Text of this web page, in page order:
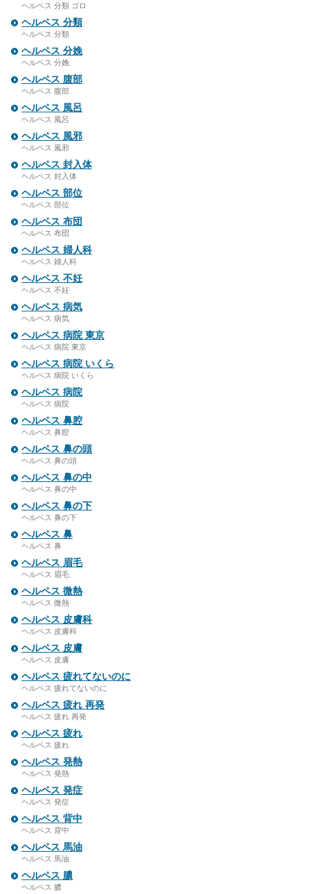
ヘルペス 分類 ゴロ
ヘルペス 分類
ヘルペス 分類
ヘルペス 分娩
ヘルペス 分娩
ヘルペス 腹部
ヘルペス 腹部
ヘルペス 風呂
ヘルペス 風呂
ヘルペス 風邪
ヘルペス 風邪
ヘルペス 封入体
ヘルペス 封入体
ヘルペス 部位
ヘルペス 部位
ヘルペス 布団
ヘルペス 布団
ヘルペス 婦人科
ヘルペス 婦人科
ヘルペス 不妊
ヘルペス 不妊
ヘルペス 病気
ヘルペス 病気
ヘルペス 病院 東京
ヘルペス 病院 東京
ヘルペス 病院 いくら
ヘルペス 病院 いくら
ヘルペス 病院
ヘルペス 病院
ヘルペス 鼻腔
ヘルペス 鼻腔
ヘルペス 鼻の頭
ヘルペス 鼻の頭
ヘルペス 鼻の中
ヘルペス 鼻の中
ヘルペス 鼻の下
ヘルペス 鼻の下
ヘルペス 鼻
ヘルペス 鼻
ヘルペス 眉毛
ヘルペス 眉毛
ヘルペス 微熱
ヘルペス 微熱
ヘルペス 皮膚科
ヘルペス 皮膚科
ヘルペス 皮膚
ヘルペス 皮膚
ヘルペス 疲れてないのに
ヘルペス 疲れてないのに
ヘルペス 疲れ 再発
ヘルペス 疲れ 再発
ヘルペス 疲れ
ヘルペス 疲れ
ヘルペス 発熱
ヘルペス 発熱
ヘルペス 発症
ヘルペス 発症
ヘルペス 背中
ヘルペス 背中
ヘルペス 馬油
ヘルペス 馬油
ヘルペス 膿
ヘルペス 膿